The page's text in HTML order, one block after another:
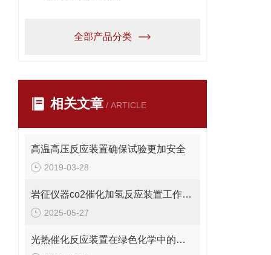
全部产品分类
相关文章 / ARTICLE
高温高压反应装置确保试验更加安全
2019-03-28
岩征仪器co2催化加氢反应装置工作原理、典型应用
2025-05-27
光热催化反应装置在绿色化学中的关键作用